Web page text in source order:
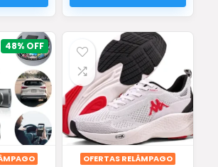
48%
OFERTAS RELÂMPAGO